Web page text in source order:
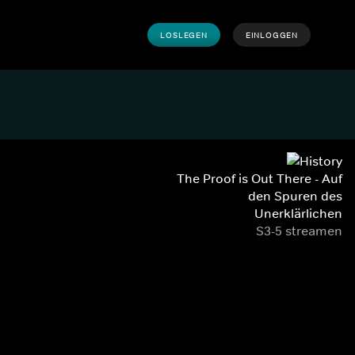
LOSLEGEN EINLOGGEN
The Proof is Out There - Auf
den Spuren des
Unerklärlichen
S3-5 streamen